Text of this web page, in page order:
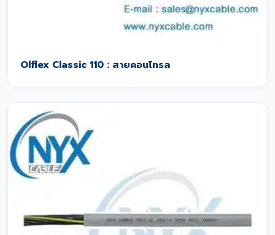
Olflex Classic 110 : สายคอนโทรล